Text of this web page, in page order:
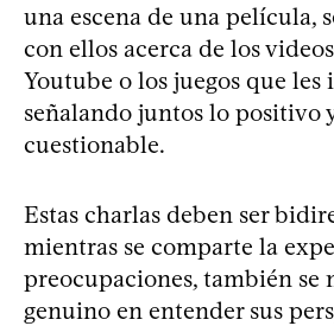
una escena de una película,
con ellos acerca de los
Youtube o los juegos que les
señalando juntos lo positivo
cuestionable.
Estas charlas deben ser
mientras se comparte la
preocupaciones, también se
genuino en entender sus